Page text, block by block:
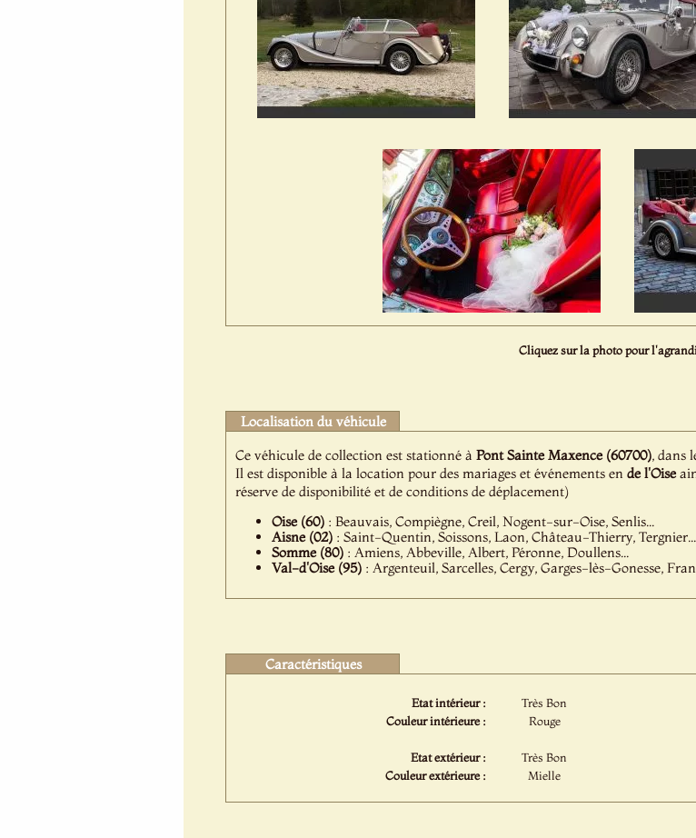
Cliquez sur la photo pour
Localisation du véhicule
Ce véhicule de collection est stationné à Pont Sainte Maxence (60700), dans
Il est disponible à la location pour des mariages et événements en de l'Oise
réserve de disponibilité et de conditions de déplacement)
Oise (60): Beauvais, Compiègne, Creil, Nogent-sur-Oise, Senlis...
Aisne (02): Saint-Quentin, Soissons, Laon, Château-Thierry, Tergnier...
Somme (80): Amiens, Abbeville, Albert, Péronne, Doullens...
Val-d'Oise (95): Argenteuil, Sarcelles, Cergy, Garges-lès-Gonesse,
Caractéristiques
Etat intérieur :
Très Bon
Couleur intérieure :
Rouge
Etat extérieur :
Très Bon
Couleur extérieure :
Mielle